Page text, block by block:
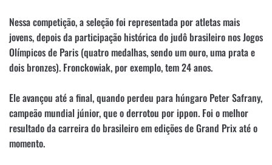
Nessa competição, a seleção foi representada por atletas mais
jovens, depois da participação histórica do judô brasileiro nos Jogos
Olímpicos de Paris (quatro medalhas, sendo um ouro, uma prata e
dois bronzes). Fronckowiak, por exemplo, tem 24 anos.
Ele avançou até a final, quando perdeu para húngaro Peter Safrany,
campeão mundial júnior, que o derrotou por ippon. Foi o melhor
resultado da carreira do brasileiro em edições de Grand Prix até o
momento.